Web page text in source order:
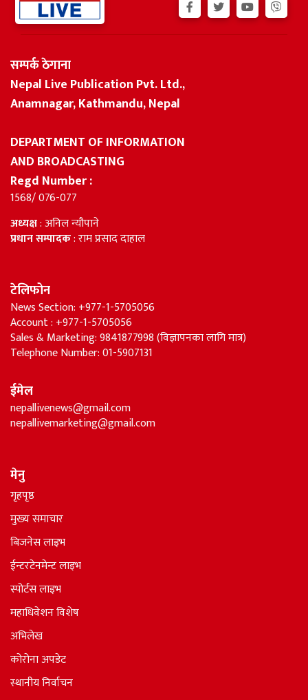
सम्पर्क ठेगाना
Nepal Live Publication Pvt. Ltd.,
Anamnagar, Kathmandu, Nepal
DEPARTMENT OF INFORMATION
AND BROADCASTING
Regd Number :
1568/ 076-077
अध्यक्ष: अनिल न्यौपाने
प्रधान सम्पादक: राम प्रसाद दाहाल
टेलिफोन
News Section: +977-1-5705056
Account : +977-1-5705056
Sales & Marketing: 9841877998 (विज्ञापनका लागि मात्र)
Telephone Number: 01-5907131
ईमेल
nepallivenews@gmail.com
nepallivemarketing@gmail.com
मेनु
गृहपृष्ठ
मुख्य समाचार
बिजनेस लाइभ
ईन्टरटेनमेन्ट लाइभ
स्पोर्टस लाइभ
महाधिवेशन विशेष
अभिलेख
कोरोना अपडेट
स्थानीय निर्वाचन